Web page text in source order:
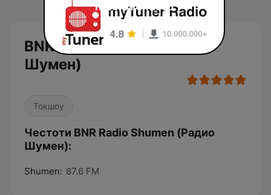
BNR Radio Shumen (Радио
Шумен)
Токшоу
Честоти BNR Radio Shumen (Радио
Шумен):
Shumen: 87.6 FM
приложението